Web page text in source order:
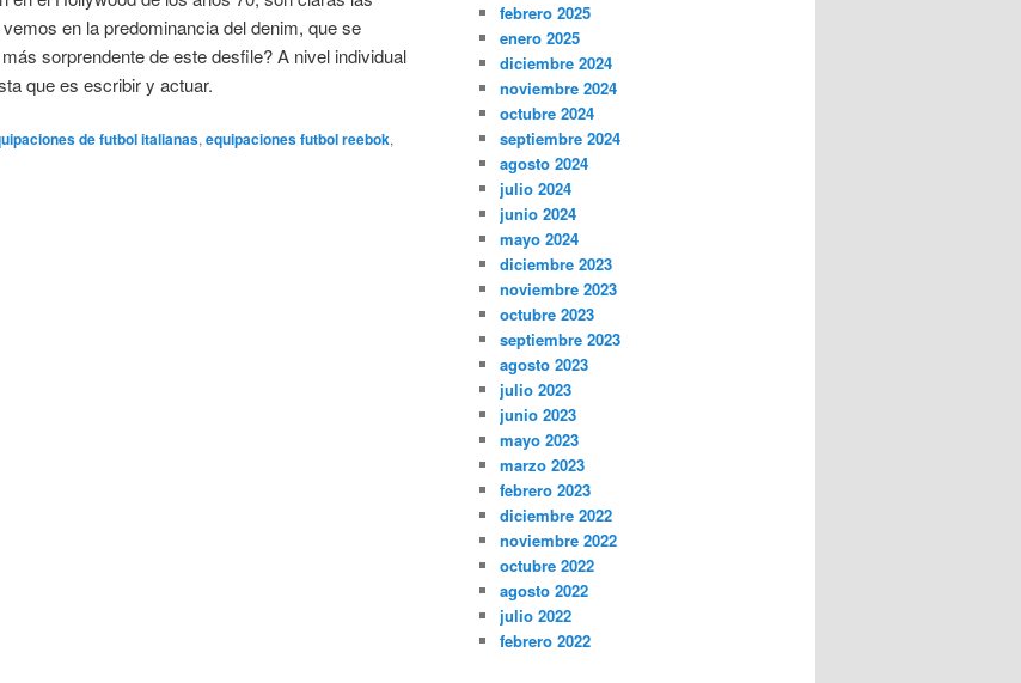
en la predominancia del denim, que se
sorprendente de este desfile? A nivel individual
que es escribir y actuar.
de futbol italianas, equipaciones futbol reebok,
febrero 2025
enero 2025
diciembre 2024
noviembre 2024
octubre 2024
septiembre 2024
agosto 2024
julio 2024
junio 2024
mayo 2024
diciembre 2023
noviembre 2023
octubre 2023
septiembre 2023
agosto 2023
julio 2023
junio 2023
mayo 2023
marzo 2023
febrero 2023
diciembre 2022
noviembre 2022
octubre 2022
agosto 2022
julio 2022
febrero 2022